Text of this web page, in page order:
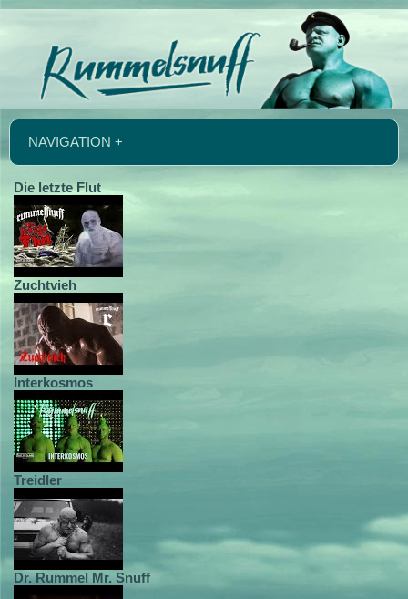
NAVIGATION +
Die letzte Flut
Zuchtvieh
Interkosmos
Treidler
Dr. Rummel Mr. Snuff